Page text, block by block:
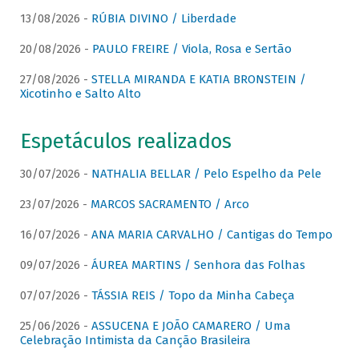
13/08/2026 - RÚBIA DIVINO / Liberdade
20/08/2026 - PAULO FREIRE / Viola, Rosa e Sertão
27/08/2026 - STELLA MIRANDA E KATIA BRONSTEIN /
Xicotinho e Salto Alto
Espetáculos realizados
30/07/2026 - NATHALIA BELLAR / Pelo Espelho da Pele
23/07/2026 - MARCOS SACRAMENTO / Arco
16/07/2026 - ANA MARIA CARVALHO / Cantigas do Tempo
09/07/2026 - ÁUREA MARTINS / Senhora das Folhas
07/07/2026 - TÁSSIA REIS / Topo da Minha Cabeça
25/06/2026 - ASSUCENA E JOÃO CAMARERO / Uma
Celebração Intimista da Canção Brasileira